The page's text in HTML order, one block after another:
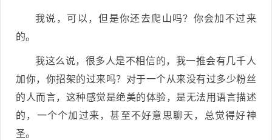
我说，可以，但是你还去爬山吗？你会加不过来
的。
我这么说，很多人是不相信的，我一推会有几千人
加你，你招架的过来吗？对于一个从来没有过多少粉丝
的人而言，这种感觉是绝美的体验，是无法用语言描述
的，一个个加过来，甚至不好意思聊天，总觉得好神
圣。